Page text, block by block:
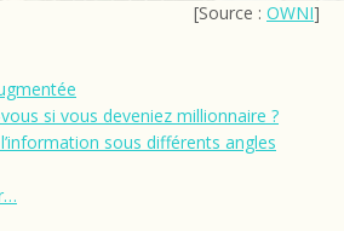
Bouches d’égout
[Source : OWNI]
si vous deveniez millionnaire ?
sous différents angles